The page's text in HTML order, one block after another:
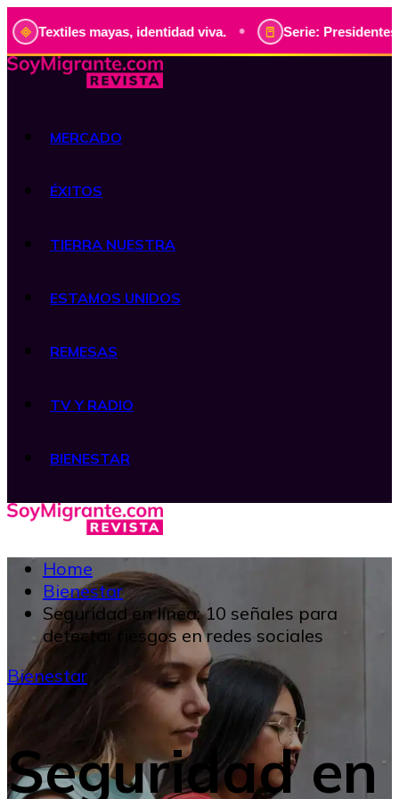
mayas, identidad viva. • Serie: Presidentes de
MERCADO
ÉXITOS
TIERRA NUESTRA
ESTAMOS UNIDOS
REMESAS
TV Y RADIO
BIENESTAR
Home
Bienestar
Seguridad en línea: 10 señales para
detectar riesgos en redes sociales
Bienestar
Seguridad en